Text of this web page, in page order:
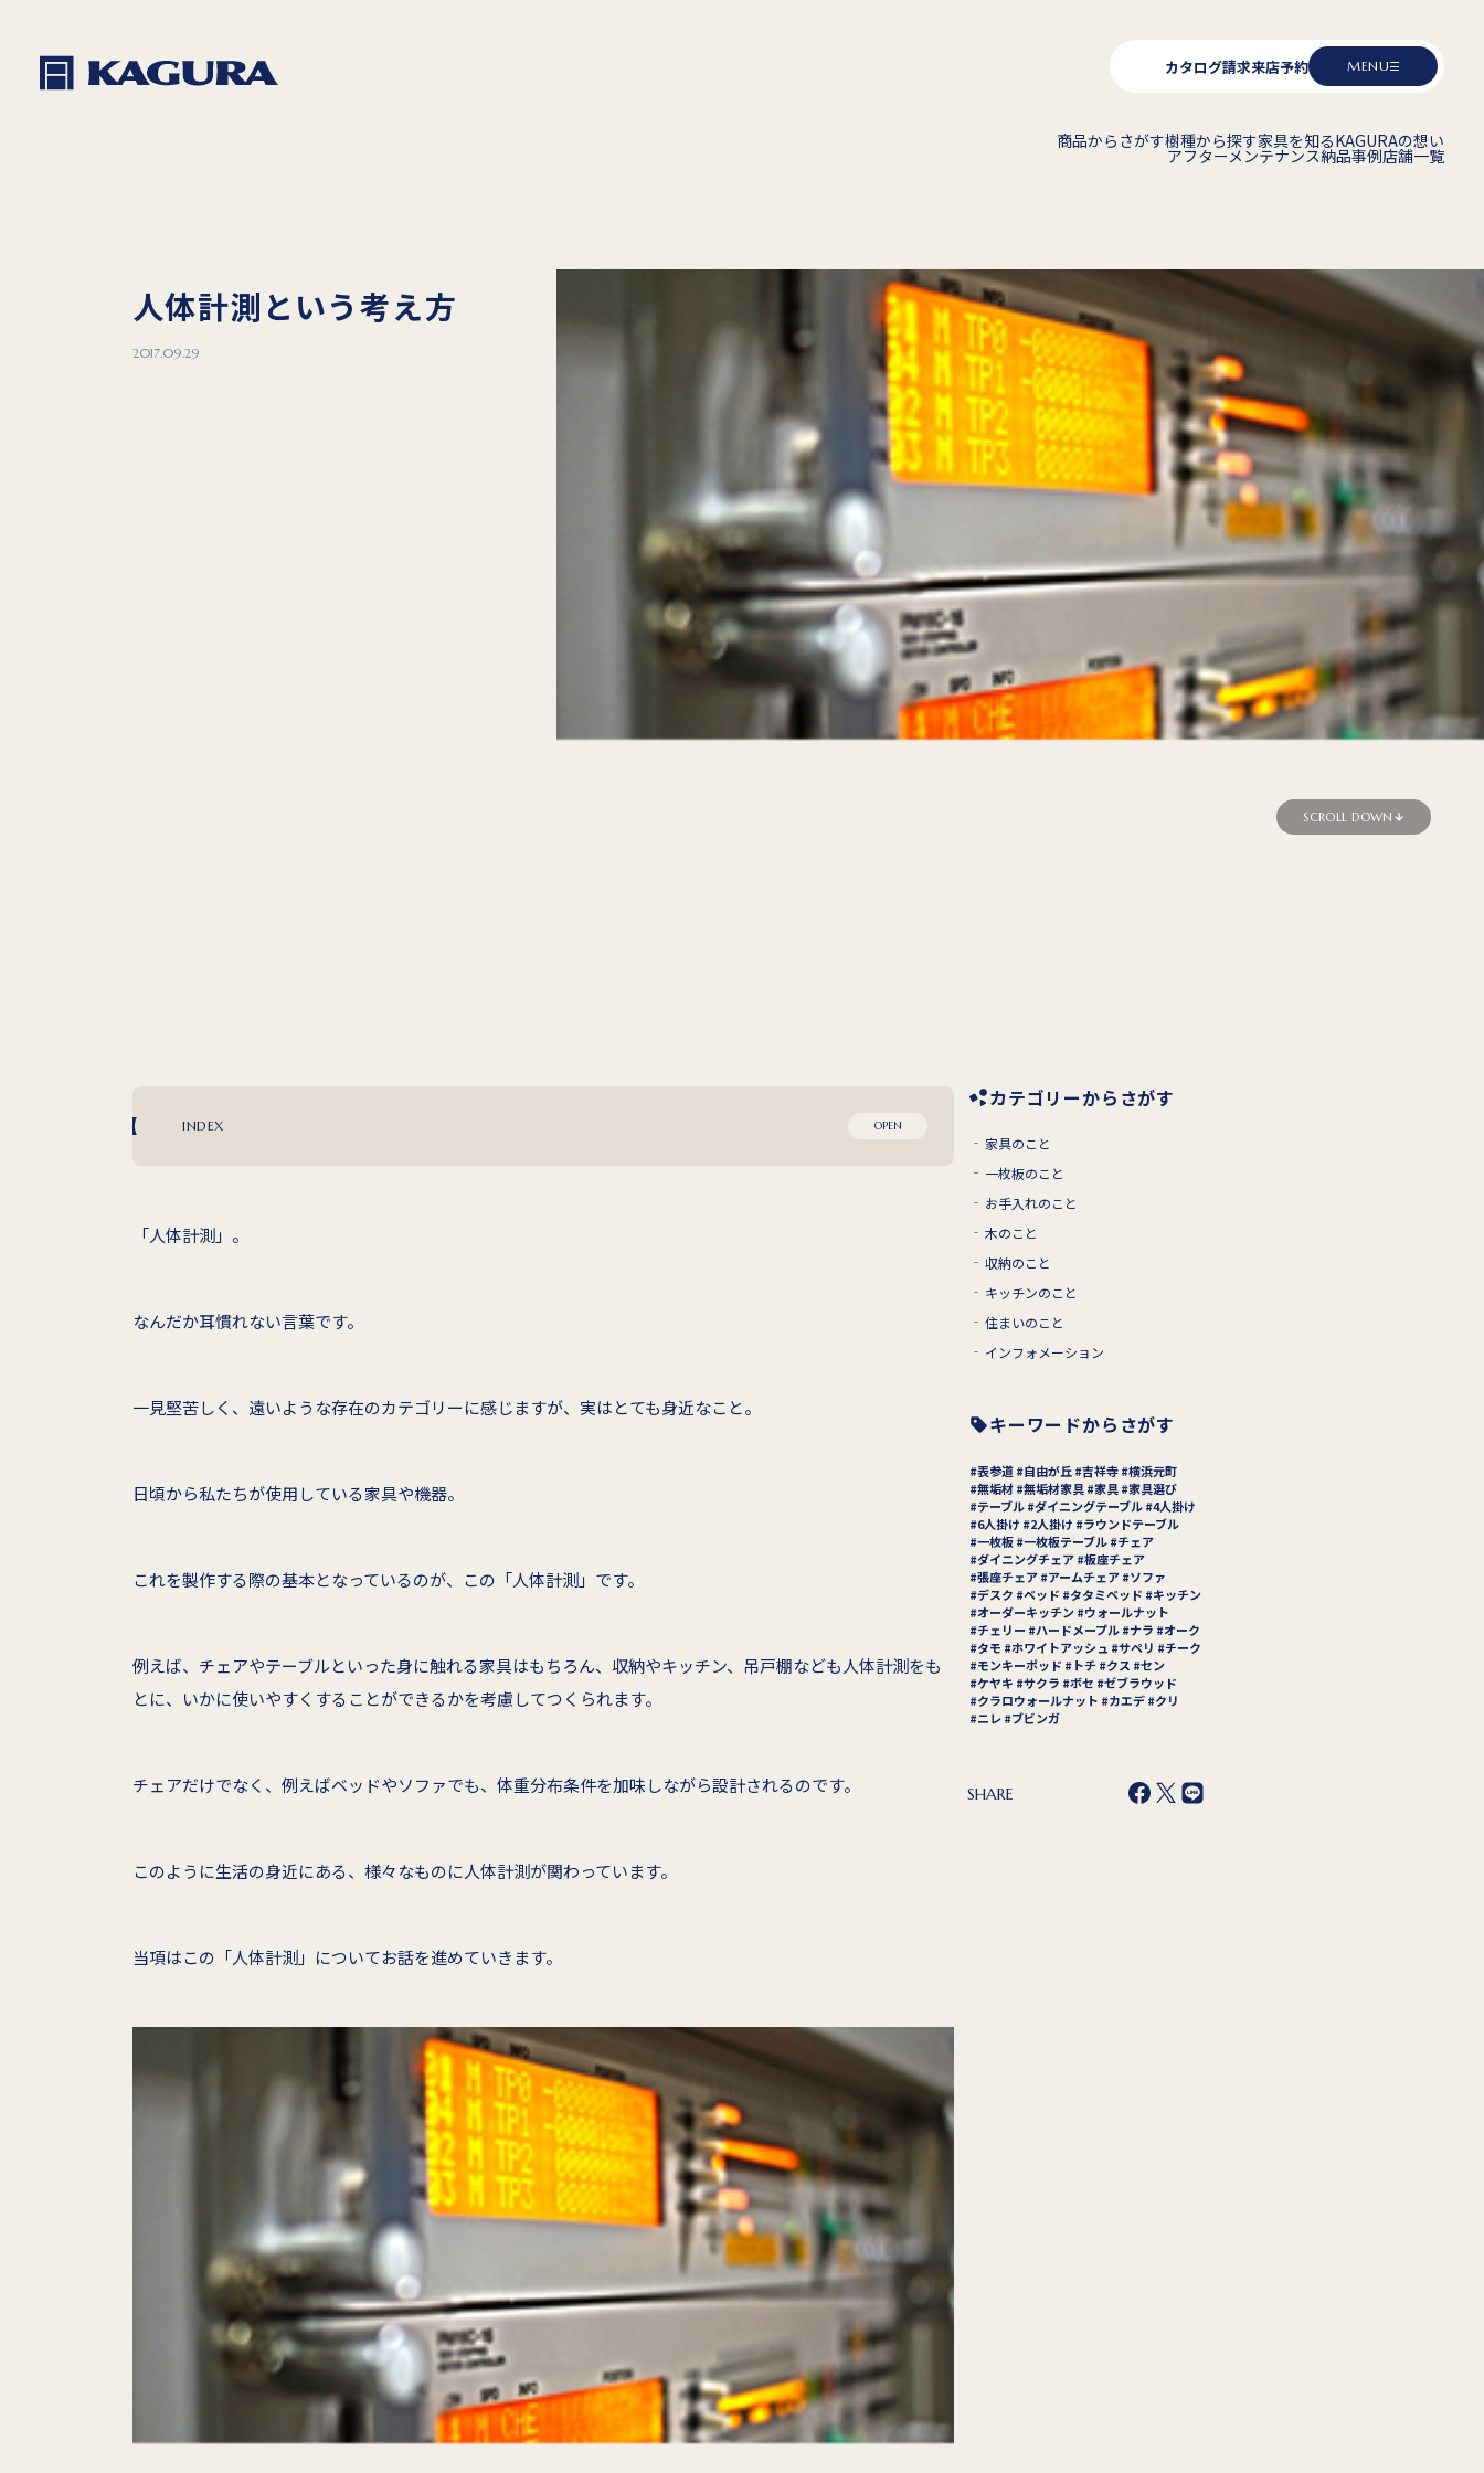
カタログ請求来店予約 MENU
商品からさがす樹種から探す家具を知るKAGURAの想い
アフターメンテナンス納品事例店舗一覧
人体計測という考え方
2017.09.29
SCROLL DOWN
INDEX OPEN
「人体計測」。
なんだか耳慣れない言葉です。
一見堅苦しく、遠いような存在のカテゴリーに感じますが、実はとても身近なこと。
日頃から私たちが使用している家具や機器。
これを製作する際の基本となっているのが、この「人体計測」です。
例えば、チェアやテーブルといった身に触れる家具はもちろん、収納やキッチン、吊戸棚なども人体計測をも
とに、いかに使いやすくすることができるかを考慮してつくられます。
チェアだけでなく、例えばベッドやソファでも、体重分布条件を加味しながら設計されるのです。
このように生活の身近にある、様々なものに人体計測が関わっています。
当項はこの「人体計測」についてお話を進めていきます。
カテゴリーからさがす
家具のこと
一枚板のこと
お手入れのこと
木のこと
収納のこと
キッチンのこと
住まいのこと
インフォメーション
キーワードからさがす
表参道 自由が丘 吉祥寺 横浜元町
無垢材 無垢材家具 家具
家具選び
テーブル ダイニングテーブル 4人掛け
6人掛け
2人掛け
ラウンドテーブル
一枚板 一枚板テーブル チェア
ダイニングチェア 板座チェア
張座チェア
アームチェア
ソファ
デスク
ベッド タタミベッド
キッチン
オーダーキッチン
ウォールナット
チェリー
ハードメープル ナラ
オーク
タモ
ホワイトアッシュ サペリ
チーク
モンキーポッド
トチ クス
セン
ケヤキ
サクラ ボセ
ゼブラウッド
クラロウォールナット
カエデ
クリ
ニレ
ブビンガ
SHARE